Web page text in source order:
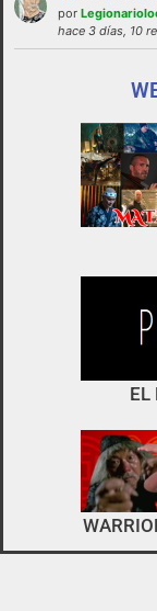
descargar y
por
hace 3 días, 10
EL